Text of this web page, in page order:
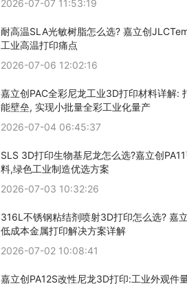
2026-07-07 11:53:19
耐高温SLA光敏树脂怎么选? 嘉立创
工业高温打印痛点
2026-07-06 12:02:16
嘉立创PAC全彩尼龙工业3D打印材料详解:
能壁垒, 实现小批量全彩工业化量产
2026-07-04 06:45:37
SLS 3D打印生物基尼龙怎么选?嘉立创
料,绿色工业制造优选方案
2026-07-03 10:32:26
316L不锈钢粘结剂喷射3D打印怎么选? 嘉
低成本金属打印解决方案详解
2026-07-02 10:08:41
嘉立创PA12S改性尼龙3D打印:工业外观件